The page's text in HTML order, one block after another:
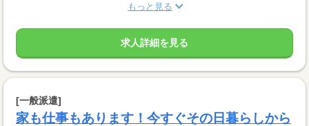
もっと見る
求人詳細を見る
[一般派遣]
家も仕事もあります！今すぐその日暮らしから